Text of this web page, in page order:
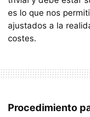
es lo que nos
ajustados a la
costes.
Procedimiento